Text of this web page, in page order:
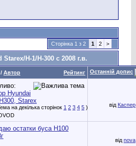
Сторінка 1 з 2
1 2 >
Starex/H-1/H-300 с 2008 г.в.
Рейтинг
/ Автор Останній допис
Hyundai
Starex
1 2 3 4 5 )
від Каспер
остатки буса Н100
від nova